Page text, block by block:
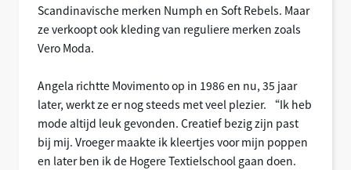
Scandinavische merken Numph en Soft Rebels. Maar
ze verkoopt ook kleding van reguliere merken zoals
Vero Moda.
Angela richtte Movimento op in 1986 en nu, 35 jaar
later, werkt ze er nog steeds met veel plezier. “Ik heb
mode altijd leuk gevonden. Creatief bezig zijn past
bij mij. Vroeger maakte ik kleertjes voor mijn poppen
en later ben ik de Hogere Textielschool gaan doen.